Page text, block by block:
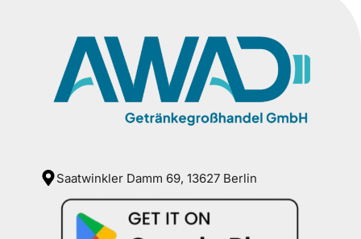
Saatwinkler Damm 69, 13627 Berlin